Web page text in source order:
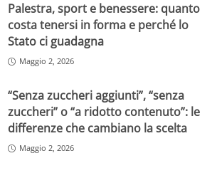
Palestra, sport e benessere: quanto
costa tenersi in forma e perché lo
Stato ci guadagna
Maggio 2, 2026
“Senza zuccheri aggiunti”, “senza
zuccheri” o “a ridotto contenuto”: le
differenze che cambiano la scelta
Maggio 2, 2026